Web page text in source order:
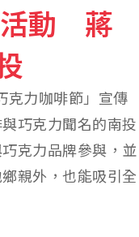
活動 蔣
克力咖啡節」宣傳
巧克力聞名的南投
克力品牌參與，並
親外，也能吸引全